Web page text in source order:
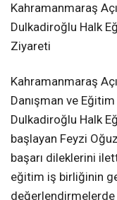
Kahramanmaraş
Dulkadiroğlu Halk
Ziyareti
Kahramanmaraş
Danışman ve
Dulkadiroğlu Halk
başlayan Feyzi
başarı dileklerini
eğitim iş birliğinin
değerlendirmelerde